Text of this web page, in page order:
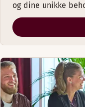
og dine unikke